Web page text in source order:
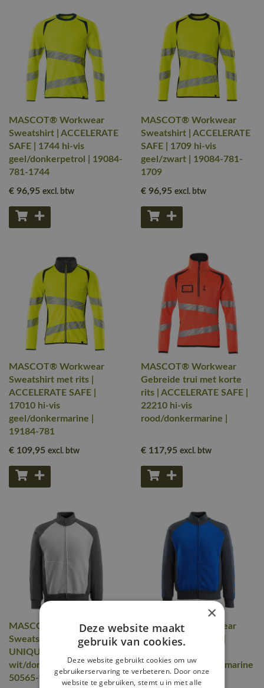
MASCOT® Workwear
Sweatshirt | ACCELERATE
SAFE | 1744 hi-vis
geel/donkerpetrol | 19084-
781-1744
€ 96,95 excl. btw
MASCOT® Workwear
Sweatshirt | ACCELERATE
SAFE | 1709 hi-vis
geel/zwart | 19084-781-
1709
€ 96,95 excl. btw
MASCOT® Workwear
Sweatshirt met rits |
ACCELERATE SAFE |
17010 hi-vis
geel/donkermarine |
19184-781
€ 109,95 excl. btw
MASCOT® Workwear
Gebreide trui met korte
rits | ACCELERATE SAFE |
22210 hi-vis
rood/donkermarine |
€ 117,95 excl. btw
MASCOT® Workwear
Sweatshirt met rits |
UNIQUE | 0618
wit/donkerantraciet |
50565-963-0618
MASCOT® Workwear
Sweatshirt met rits |
korenblauw/donkermarine
| 50565-963-11010
×
Deze website maakt
gebruik van cookies.
Deze website gebruikt cookies om uw
gebruikerservaring te verbeteren. Door onze
website te gebruiken, stemt u in met alle